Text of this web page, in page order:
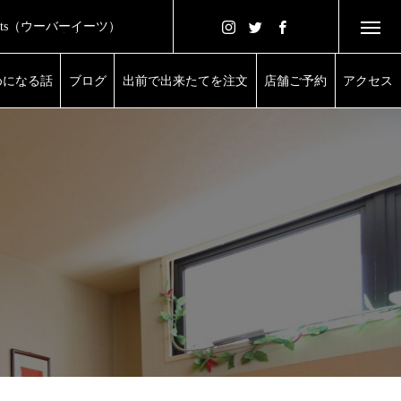
なる話 ブログ 出前で出来たてを注文 店舗ご予約 アクセス
（ウーバーイーツ）